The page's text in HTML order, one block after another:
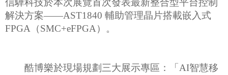
信驊科技於本次展覽首次發表最新整合型平台控制
解決方案——AST1840 輔助管理晶片搭載嵌入式
FPGA（SMC+eFPGA）。
酷博樂於現場規劃三大展示專區：「AI智慧移